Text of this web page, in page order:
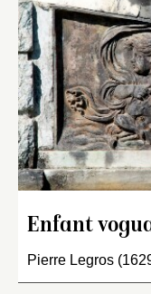
Enfant
Pierre Legros